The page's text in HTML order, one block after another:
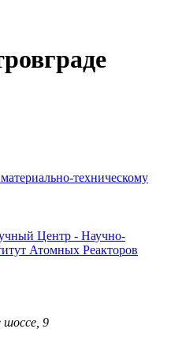
техническому
Центр - Научно-
Атомных Реакторов
шоссе, 9